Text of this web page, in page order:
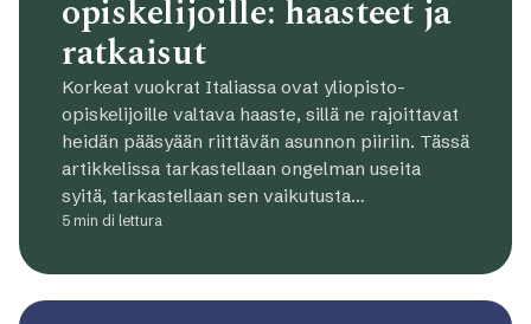
opiskelijoille: haasteet ja
ratkaisut
Korkeat vuokrat Italiassa ovat yliopisto-
opiskelijoille valtava haaste, sillä ne rajoittavat
heidän pääsyään riittävän asunnon piiriin. Tässä
artikkelissa tarkastellaan ongelman useita
syitä, tarkastellaan sen vaikutusta…
5 min di lettura